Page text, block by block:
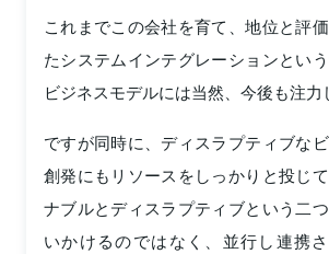
これまでこの会社を育て、地位と評
たシステムインテグレーションとい
ビジネスモデルには当然、今後も注力
ですが同時に、ディスラプティブな
創発にもリソースをしっかりと投じ
ナブルとディスラプティブという二
いかけるのではなく、並行し連携